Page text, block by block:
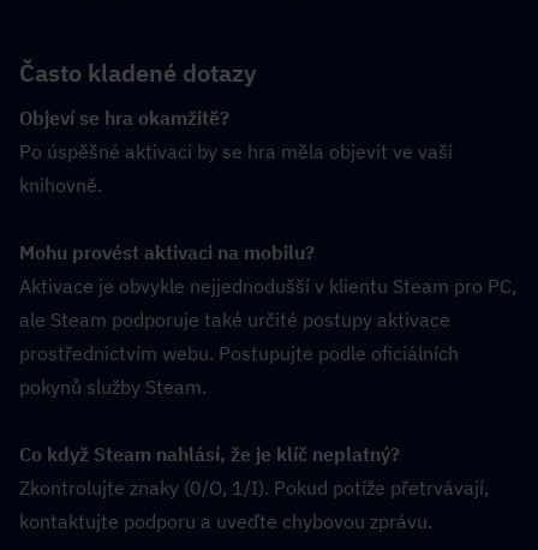
Často kladené dotazy
Objeví se hra okamžitě?
Po úspěšné aktivaci by se hra měla objevit ve vaší
knihovně.
Mohu provést aktivaci na mobilu?
Aktivace je obvykle nejjednodušší v klientu Steam pro PC,
ale Steam podporuje také určité postupy aktivace
prostřednictvím webu. Postupujte podle oficiálních
pokynů služby Steam.
Co když Steam nahlásí, že je klíč neplatný?
Zkontrolujte znaky (0/O, 1/I). Pokud potíže přetrvávají,
kontaktujte podporu a uveďte chybovou zprávu.